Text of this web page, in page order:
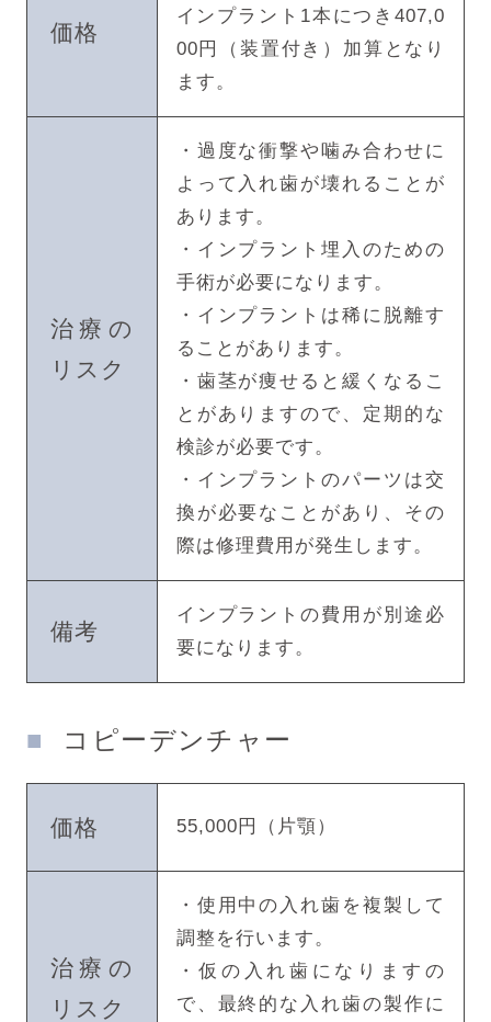
価格
インプラント1本につき407,0
00円（装置付き）加算となり
ます。
治療の
リスク
・過度な衝撃や噛み合わせに
よって入れ歯が壊れることが
あります。
・インプラント埋入のための
手術が必要になります。
・インプラントは稀に脱離す
ることがあります。
・歯茎が痩せると緩くなるこ
とがありますので、定期的な
検診が必要です。
・インプラントのパーツは交
換が必要なことがあり、その
際は修理費用が発生します。
備考
インプラントの費用が別途必
要になります。
コピーデンチャー
価格 55,000円（片顎）
治療の
リスク
・使用中の入れ歯を複製して
調整を行います。
・仮の入れ歯になりますの
で、最終的な入れ歯の製作に